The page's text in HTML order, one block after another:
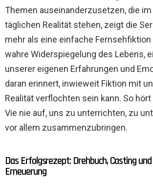
Themen auseinanderzusetzen, die
täglichen Realität stehen, zeigt die
mehr als eine einfache
wahre Widerspiegelung des Lebens,
unserer eigenen Erfahrungen und
daran erinnert, inwieweit Fiktion mit
Realität verflochten sein kann. So hört
Vie nie auf, uns zu unterrichten, zu
vor allem zusammenzubringen.
Das Erfolgsrezept: Drehbuch, Casting
Erneuerung